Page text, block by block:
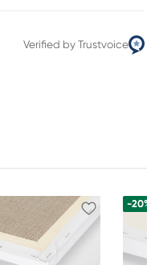
Verified by Trustvoice
-